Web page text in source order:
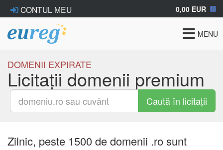
CONTUL MEU 0,00 EUR
Toggle
MENU
DOMENII EXPIRATE
Licitații domenii premium
Caută în licitații
Zilnic, peste 1500 de domenii .ro sunt